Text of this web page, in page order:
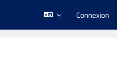
Connexion